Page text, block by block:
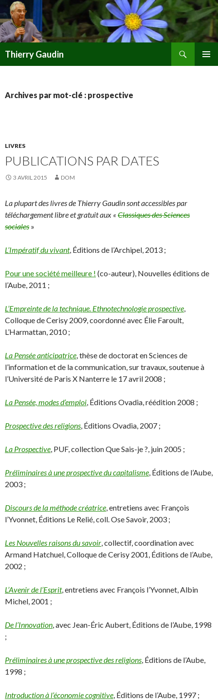
Thierry Gaudin
Archives par mot-clé : prospective
LIVRES
PUBLICATIONS PAR DATES
3 AVRIL 2015 DOM
La plupart des livres de Thierry Gaudin sont accessibles par
téléchargement libre et gratuit aux « Classiques des Sciences
sociales »
L’Impératif du vivant, Éditions de l’Archipel, 2013 ;
Pour une société meilleure ! (co-auteur), Nouvelles éditions de
l’Aube, 2011 ;
L’Empreinte de la technique. Ethnotechnologie prospective
Colloque de Cerisy 2009, coordonné avec Élie Faroult,
L’Harmattan, 2010 ;
La Pensée anticipatrice , thèse de doctorat en Sciences de
l’information et de la communication, sur travaux, soutenue à
l’Université de Paris X Nanterre le 17 avril 2008 ;
La Pensée, modes d’emploi , Éditions Ovadia, réédition 2008 ;
Prospective des religions , Éditions Ovadia, 2007 ;
La Prospective , PUF, collection Que Sais-je ?, juin 2005 ;
Préliminaires à une prospective du capitalisme , Éditions de l’Aube,
2003 ;
Discours de la méthode créatrice , entretiens avec François
l’Yvonnet, Éditions Le Relié, coll. Ose Savoir, 2003 ;
Les Nouvelles raisons du savoir , collectif, coordination avec
Armand Hatchuel, Colloque de Cerisy 2001, Éditions de l’Aube,
2002 ;
L’Avenir de l’Esprit, entretiens avec François l’Yvonnet, Albin
Michel, 2001 ;
De l’Innovation , avec Jean-Éric Aubert, Éditions de l’Aube, 1998
;
Préliminaires à une prospective des religions , Éditions de l’Aube,
1998 ;
Introduction à l’économie cognitive , Éditions de l’Aube, 1997 ;